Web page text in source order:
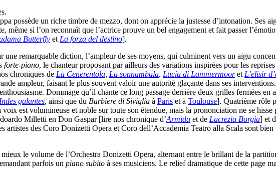
possède un riche timbre de mezzo, dont on apprécie la justesse d’intonation. Ses
même si l’on reconnaît que l’actrice prouve un bel engagement et fait passer
Butterfly et La forza del destino].
une remarquable diction, l’ampleur de ses moyens, qui culminent vers un aigu
forte-piano, le chanteur proposant par ailleurs des variations inspirées pour les
chroniques de La Cenerentola La sonnambula Lucia di Lammermooret L’elisir
ampleur, faisant le plus souvent valoir une autorité glaçante dans ses interventions.
Dommage qu’il chante ce long passage derrière deux grilles fermées en
galantes, ainsi que du Barbiere di Siviglia à Paris et à Toulouse]. Quatrième rôle
est volumineuse et noble sur toute son étendue, mais la prononciation ne se
Milletti en Don Gaspar [lire nos chronique d’Armida et de Lucrezia Borgia] et
artistes des Coro Donizetti Opera et Coro dell’Accademia Teatro alla Scala sont
le volume de l’Orchestra Donizetti Opera, alternant entre le brillant de la
parfois un piano subito à ses musiciens. Le relief dramatique de cette page